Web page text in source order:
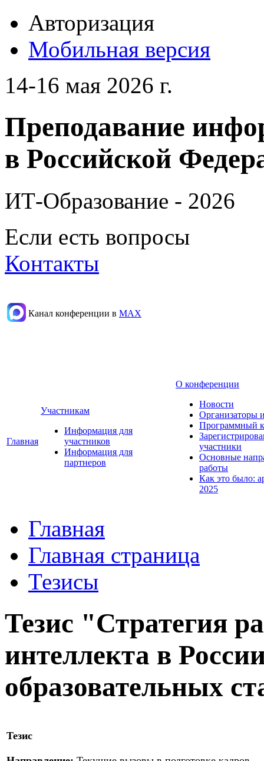
Авторизация
Мобильная версия
14-16 мая 2026 г.
Преподавание
в Российской
ИТ-Образование - 2026
Если есть вопросы
Контакты
Канал конференции в МАХ
Главная
Участникам
Информация для
участников
Информация для
партнеров
О конференции
Новости
Организаторы
Программный
участники
Основные
работы
Как это было:
2025
Главная
Главная страница
Тезисы
Тезис "Стратегия
интеллекта в
образовательных
Тезис